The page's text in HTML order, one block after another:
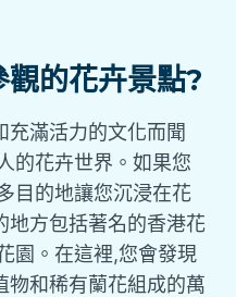
的花卉景點?
充滿活力的文化而聞
的花卉世界。如果您
目的地讓您沉浸在花
地方包括著名的香港花
園。在這裡,您會發現
物和稀有蘭花組成的萬